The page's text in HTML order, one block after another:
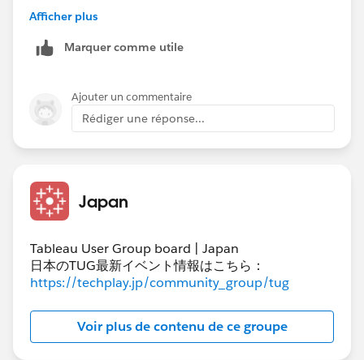
Afficher plus
Marquer comme utile
Ajouter un commentaire
Rédiger une réponse...
Japan
Tableau User Group board | Japan
日本のTUG最新イベント情報はこちら：
https://techplay.jp/community_group/tug
Voir plus de contenu de ce groupe